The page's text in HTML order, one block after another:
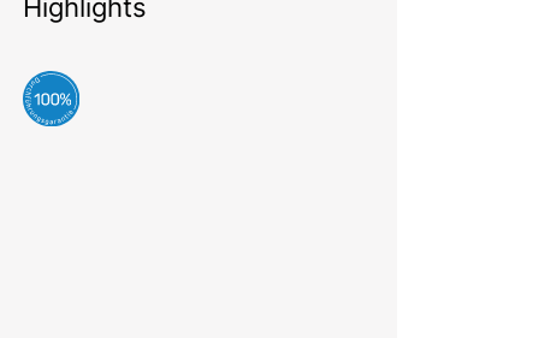
Highlights